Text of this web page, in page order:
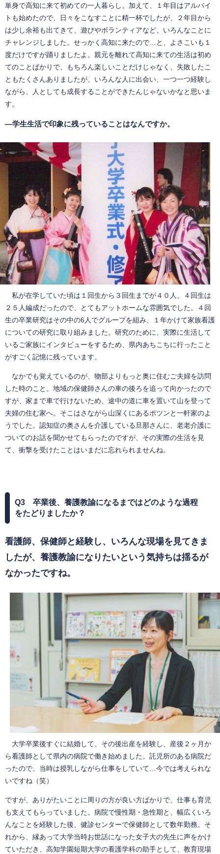
単身で高知に来て初めての一人暮らし。加えて、１年目はアルバイ
トも始めたので、日々をこなすことに精一杯でしたが、２年目から
は少し余裕も出てきて、遊びやボランティアなど、いろんなことに
チャレンジしました。せっかく高知に来たので…と、よさこいも１
度だけですが踊りましたよ。親元を離れて高知に来ての生活は初め
てのことばかりで、もちろん楽しいことだけじゃなく、失敗したこ
ともたくさんありましたが、いろんな人に出会い、一つ一つ経験し
ながら、人としても成長することができたんじゃないかなと思いま
す。
―学生生活で印象に残っていることはなんですか。
私が在学していた頃は１回生から３回生までが４０人、４回生は
２５人編成だったので、とてもアットホームな雰囲気でした。４回
生の卒業研究はその中の6人でグループを組み、１年かけて家族看護
についての研究に取り組みました。研究のために、実際に生活して
いるご家族にインタビューをするため、県内あちこちに行ったこと
がすごく記憶に残っています。
なかでも覚えているのが、物部よりもっと奥に住むご夫婦を訪問
した時のこと。地域の保健師さんの車の後ろを追って向かったので
すが、家まで車で行けないため、途中の道に車を置いて山を登って
夫婦の住む家へ。そこはさながら山深くにあるポツンと一軒家のよ
うでした。認知症の奥さんを介護している旦那さんに、老老介護に
ついてのお話を聞かせてもらったのですが、その実際の生活を見
て、衝撃を受けたことはいまだに忘れられませんね。​
Q3 卒業後、養護教諭になるまではどのような過程
をたどりましたか？
看護師、保健師と経験し、いろんな現場を見てきま
したが、養護教諭になりたいという気持ちは揺るが
なかったですね。
大学卒業後すぐに結婚して、その後出産を経験し、産後２ヶ月か
ら看護師として県内の病院で働き始めました。託児所のある病院だ
ったので、当時は授乳しながら仕事をしていて…今では考えられな
いですね（笑）
ですが、ありがたいことに周りの方が良い方ばかりで、仕事も育児
も支えてもらっていました。病院で慢性期・急性期と、幅広くいろ
んなことを経験した後、健診センターで保健師として数年勤務。そ
れから、縁あって大学当時お世話になった女子大の先生に声をかけ
ていただき、高知学園短期大学の看護学科の助手として、教育現場